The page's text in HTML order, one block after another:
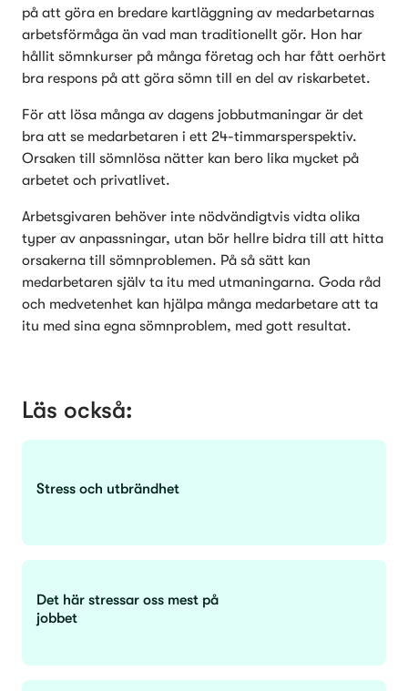
på att göra en bredare kartläggning av medarbetarnas
arbetsförmåga än vad man traditionellt gör. Hon har
hållit sömnkurser på många företag och har fått oerhört
bra respons på att göra sömn till en del av riskarbetet.
För att lösa många av dagens jobbutmaningar är det
bra att se medarbetaren i ett 24-timmarsperspektiv.
Orsaken till sömnlösa nätter kan bero lika mycket på
arbetet och privatlivet.
Arbetsgivaren behöver inte nödvändigtvis vidta olika
typer av anpassningar, utan bör hellre bidra till att hitta
orsakerna till sömnproblemen. På så sätt kan
medarbetaren själv ta itu med utmaningarna. Goda råd
och medvetenhet kan hjälpa många medarbetare att ta
itu med sina egna sömnproblem, med gott resultat.
Läs också:
Stress och utbrändhet
Det här stressar oss mest på
jobbet